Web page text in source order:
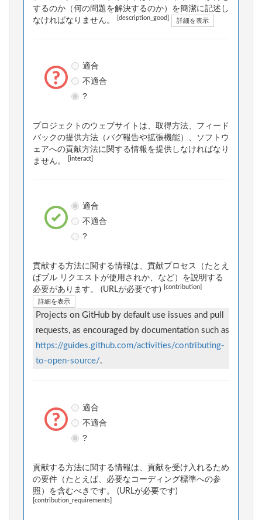
するのか（何の問題を解決するのか）を簡潔に記述し
なければなりません。
[description_good] 詳細を表示
適合
不適合
?
プロジェクトのウェブサイトは、取得方法、フィード
バックの提供方法（バグ報告や拡張機能）、ソフトウ
ェアへの貢献方法に関する情報を提供しなければなり
ません。
[interact]
適合
不適合
?
貢献する方法に関する情報は、貢献プロセス（たとえ
ばプル リクエストが使用されか、など）を説明する
必要があります。 (URLが必要です)
[contribution]
詳細を表示
Projects on GitHub by default use issues and pull
requests, as encouraged by documentation such as
https://guides.github.com/activities/contributing-
to-open-source/.
適合
不適合
?
貢献する方法に関する情報は、貢献を受け入れるため
の要件（たとえば、必要なコーディング標準への参
照）を含むべきです。 (URLが必要です)
[contribution_requirements]